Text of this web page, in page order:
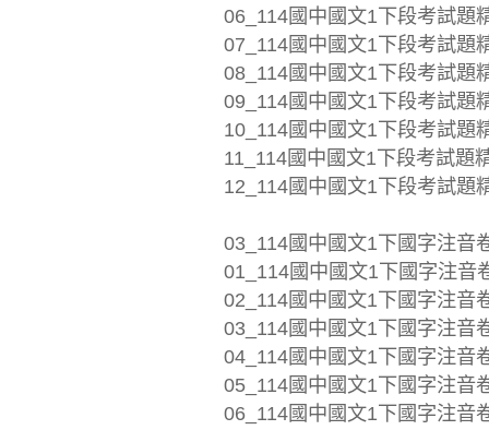
06_114國中國文1下段考試題
07_114國中國文1下段考試題
08_114國中國文1下段考試題
09_114國中國文1下段考試題
10_114國中國文1下段考試題
11_114國中國文1下段考試題
12_114國中國文1下段考試題
03_114國中國文1下國字注音
01_114國中國文1下國字注音
02_114國中國文1下國字注音
03_114國中國文1下國字注音
04_114國中國文1下國字注音
05_114國中國文1下國字注音
06_114國中國文1下國字注音